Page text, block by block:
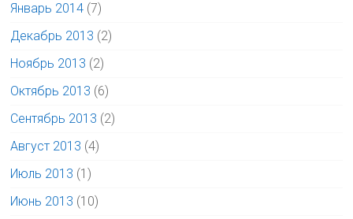
Январь 2014 (7)
Декабрь 2013 (2)
Ноябрь 2013 (2)
Октябрь 2013 (6)
Сентябрь 2013 (2)
Август 2013 (4)
Июль 2013 (1)
Июнь 2013 (10)